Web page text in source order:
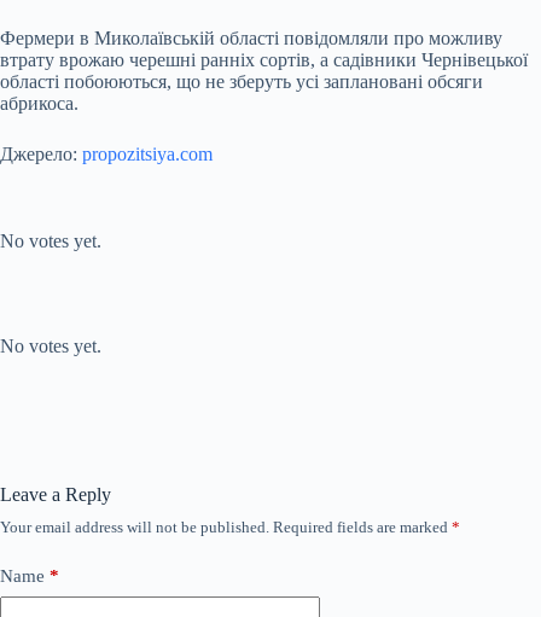
Фермери в Миколаївській області повідомляли про можливу
втрату врожаю черешні ранніх сортів, а садівники Чернівецької
області побоюються, що не зберуть усі заплановані обсяги
абрикоса.
Джерело: propozitsiya.com
No votes yet.
No votes yet.
Leave a Reply
Your email address will not be published. Required fields are marked *
Name *